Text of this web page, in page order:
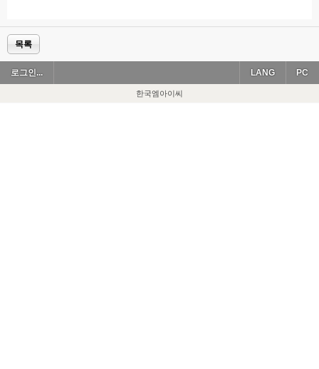
목록
로그인... PC
LANG
한국엠아이씨